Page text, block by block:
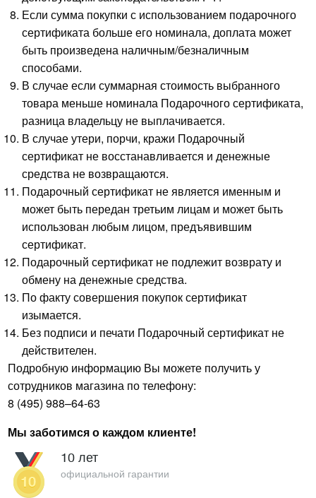
Если сумма покупки с использованием подарочного
сертификата больше его номинала, доплата может
быть произведена наличным/безналичным
способами.
В случае если суммарная стоимость выбранного
товара меньше номинала Подарочного сертификата,
разница владельцу не выплачивается.
В случае утери, порчи, кражи Подарочный
сертификат не восстанавливается и денежные
средства не возвращаются.
Подарочный сертификат не является именным и
может быть передан третьим лицам и может быть
использован любым лицом, предъявившим
сертификат.
Подарочный сертификат не подлежит возврату и
обмену на денежные средства.
По факту совершения покупок сертификат
изымается.
Без подписи и печати Подарочный сертификат не
действителен.
Подробную информацию Вы можете получить у
сотрудников магазина по телефону:
8 (495) 988–64-63
Мы заботимся о каждом клиенте!
10 лет
официальной гарантии